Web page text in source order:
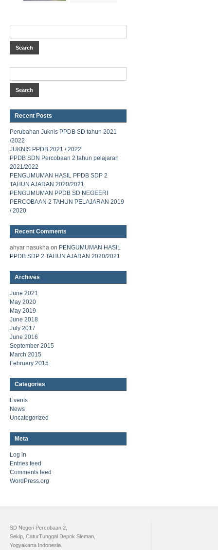
Recent Posts
Perubahan Juknis PPDB SD tahun 2021
/2022
JUKNIS PPDB 2021 / 2022
PPDB SDN Percobaan 2 tahun pelajaran
2021/2022
PENGUMUMAN HASIL PPDB SDP 2
TAHUN AJARAN 2020/2021
PENGUMUMAN PPDB SD NEGEERI
PERCOBAAN 2 TAHUN PELAJARAN 2019
/ 2020
Recent Comments
ahyar nasukha on PENGUMUMAN HASIL
PPDB SDP 2 TAHUN AJARAN 2020/2021
Archives
June 2021
May 2020
May 2019
June 2018
July 2017
June 2016
September 2015
March 2015
February 2015
Categories
Events
News
Uncategorized
Meta
Log in
Entries feed
Comments feed
WordPress.org
SD Negeri Percobaan 2,
Sekip, CaturTunggal Depok Sleman,
Yogyakarta Indonesia.